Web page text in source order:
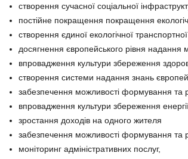
створення сучасної соціальної
постійне покращення покращення
створення єдиної екологічної
досягнення європейського рівня надання
впровадження культури збереження
створення системи надання знань
забезпечення можливості формування та
впровадження культури збереження
зростання доходів на одного жителя
забезпечення можливості формування та
моніторинг адміністративних послуг,